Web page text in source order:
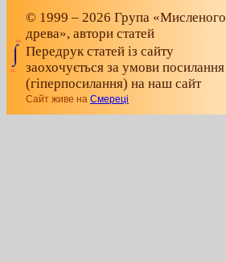
© 1999 – 2026 Група «Мисленого
древа», автори статей
Передрук статей із сайту
заохочується за умови посилання
(гіперпосилання) на наш сайт
Сайт живе на Смереці